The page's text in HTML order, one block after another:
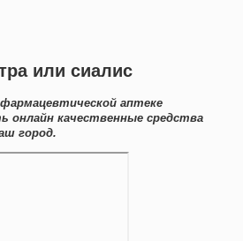
или сиалис
аптеке
качественные средства
город.